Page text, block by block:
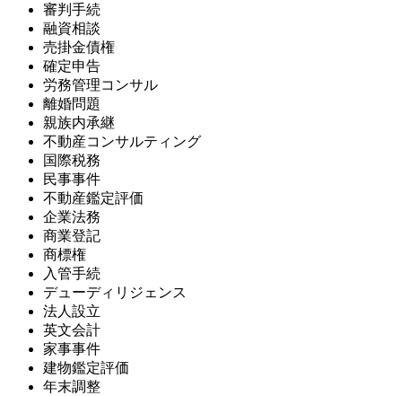
審判手続
融資相談
売掛金債権
確定申告
労務管理コンサル
離婚問題
親族内承継
不動産コンサルティング
国際税務
民事事件
不動産鑑定評価
企業法務
商業登記
商標権
入管手続
デューディリジェンス
法人設立
英文会計
家事事件
建物鑑定評価
年末調整